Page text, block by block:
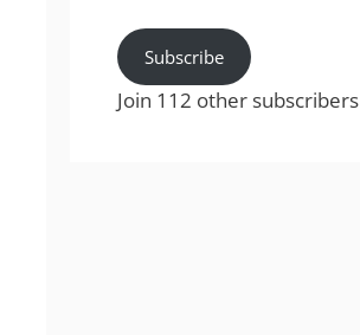
Subscribe
Join 112 other subscribers